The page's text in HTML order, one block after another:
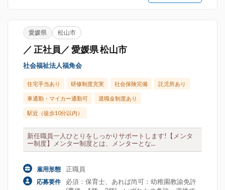
愛媛県 松山市
／ 正社員／ 愛媛県 松山市
社会福祉法人福角会
住宅手当あり 研修制度充実 社会保険完備 託児所あり
車通勤・マイカー通勤可 退職金制度あり
駅近（徒歩10分以内）
新任職員一人ひとりをしっかりサポートします!【メンタ
ー制度】メンター制度とは、メンターとな...
雇用形態 正職員
応募要件
必須：保育士、あれば尚可：幼稚園教諭免許